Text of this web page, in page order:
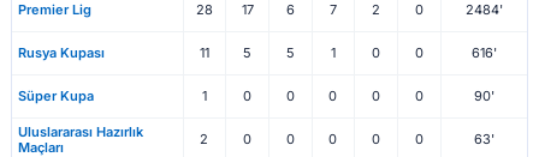
Premier Lig 28 17 6 7 2 0 2484'
Rusya Kupası 11 5 5 1 0 0 616'
Süper Kupa 1 0 0 0 0 0 90'
Uluslararası Hazırlık
Maçları
2 0 0 0 0 0 63'